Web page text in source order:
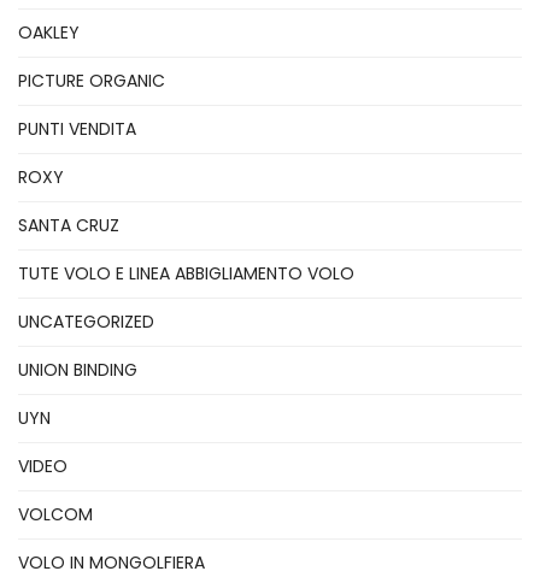
OAKLEY
PICTURE ORGANIC
PUNTI VENDITA
ROXY
SANTA CRUZ
TUTE VOLO E LINEA ABBIGLIAMENTO VOLO
UNCATEGORIZED
UNION BINDING
UYN
VIDEO
VOLCOM
VOLO IN MONGOLFIERA